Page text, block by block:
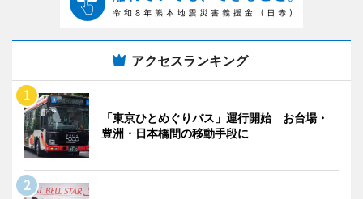
アクセスランキング
「東京ひとめぐりバス」運行開始 お台場・
豊洲・日本橋間の移動手段に